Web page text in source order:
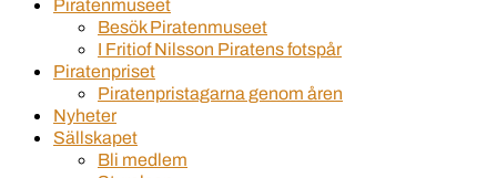
Piratenmuseet
Besök Piratenmuseet
I Fritiof Nilsson Piratens fotspår
Piratenpriset
Piratenpristagarna genom åren
Nyheter
Sällskapet
Bli medlem